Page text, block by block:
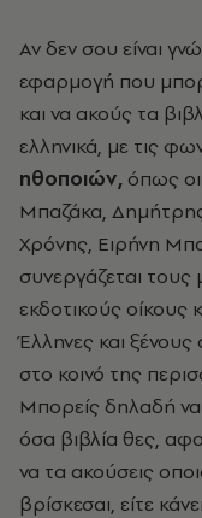
Αν δεν σου είναι
εφαρμογή που
και να ακούς τα
ελληνικά, με τις
ηθοποιών, όπως
Μπαζάκα,
Χρόνης, Ειρήνη
συνεργάζεται τους
εκδοτικούς οίκους
Έλληνες και
στο κοινό της
Μπορείς δηλαδή να
όσα βιβλία θες,
να τα ακούσεις
βρίσκεσαι, είτε